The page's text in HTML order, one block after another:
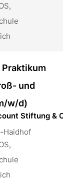
und
w/d)
Stiftung &
Haidhof